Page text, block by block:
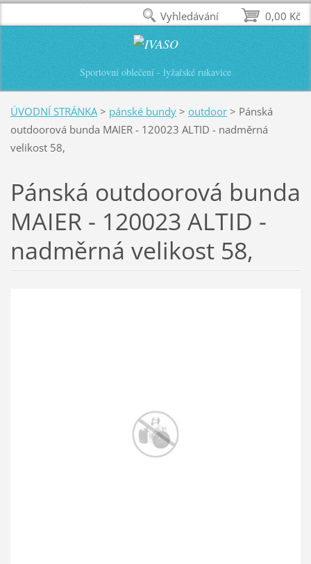
Sportovní oblečení - lyžařské rukavice
ÚVODNÍ STRÁNKA > pánské bundy > outdoor > Pánská
outdoorová bunda MAIER - 120023 ALTID - nadměrná
velikost 58,
Pánská outdoorová bunda
MAIER - 120023 ALTID -
nadměrná velikost 58,
0,00 Kč
Vyhledávání